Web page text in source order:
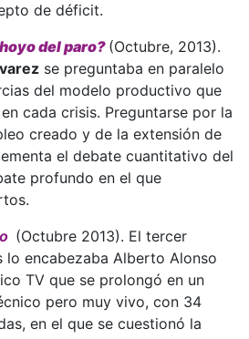
de déficit.
del paro? (Octubre, 2013).
se preguntaba en paralelo
del modelo productivo que
cada crisis. Preguntarse por la
creado y de la extensión de
el debate cuantitativo del
profundo en el que
(Octubre 2013). El tercer
lo encabezaba Alberto Alonso
TV que se prolongó en un
pero muy vivo, con 34
en el que se cuestionó la